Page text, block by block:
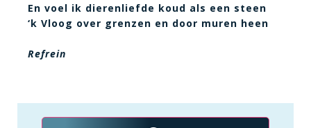
En voel ik dierenliefde koud als een steen
‘k Vloog over grenzen en door muren heen
Refrein